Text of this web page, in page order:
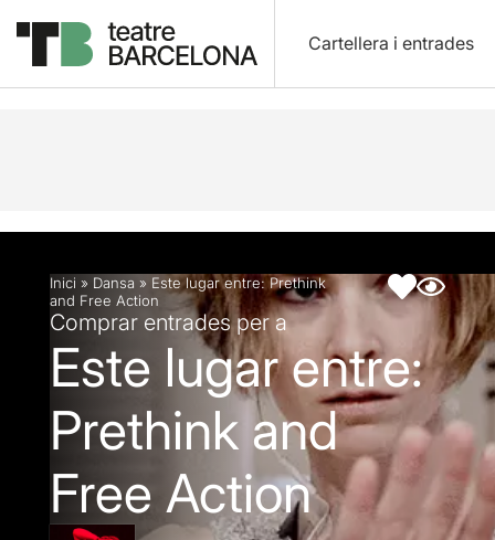
Cartellera i entrades
Descripció Fitxa artística Articles
Inici » Dansa » Este lugar entre: Prethink
and Free Action
Comprar entrades per a
Este lugar entre:
Prethink and
Free Action